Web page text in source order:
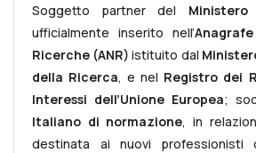
Soggetto partner del
ufficialmente inserito nell’
Ricerche (ANR) istituito dal
della Ricerca, e nel Registro dei
Interessi dell’Unione Europea;
Italiano di normazione, in
destinata ai nuovi